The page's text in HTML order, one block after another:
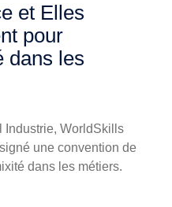
et Elles
pour
dans les
Industrie, WorldSkills
une convention de
dans les métiers.